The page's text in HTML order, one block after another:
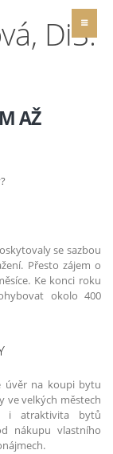
AŽ
se sazbou
Přesto zájem o
Ke konci roku
okolo 400
úvěr na koupi bytu
ve velkých městech
i atraktivita bytů
nákupu vlastního